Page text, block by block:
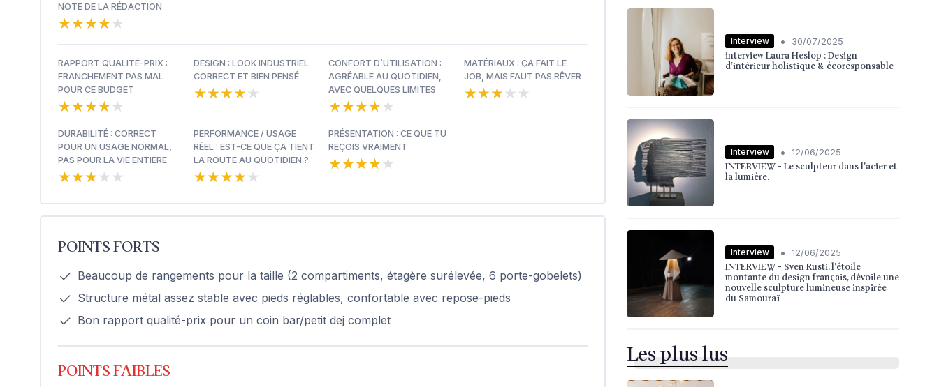
NOTE DE LA RÉDACTION
★★★★★
★★★★★
RAPPORT QUALITÉ-PRIX :
FRANCHEMENT PAS MAL
POUR CE BUDGET
★★★★★
★★★★★
DESIGN : LOOK INDUSTRIEL
CORRECT ET BIEN PENSÉ
★★★★★
★★★★★
CONFORT D’UTILISATION :
AGRÉABLE AU QUOTIDIEN,
AVEC QUELQUES LIMITES
★★★★★
★★★★★
MATÉRIAUX : ÇA FAIT LE
JOB, MAIS FAUT PAS RÊVER
★★★★★
★★★★★
DURABILITÉ : CORRECT
POUR UN USAGE NORMAL,
PAS POUR LA VIE ENTIÈRE
★★★★★
★★★★★
PERFORMANCE / USAGE
RÉEL : EST-CE QUE ÇA TIENT
LA ROUTE AU QUOTIDIEN ?
★★★★★
★★★★★
PRÉSENTATION : CE QUE TU
REÇOIS VRAIMENT
★★★★★
★★★★★
POINTS FORTS
Beaucoup de rangements pour la taille (2 compartiments, étagère surélevée, 6 porte-gobelets)
Structure métal assez stable avec pieds réglables, confortable avec repose-pieds
Bon rapport qualité-prix pour un coin bar/petit dej complet
POINTS FAIBLES
Interview • 30/07/2025
interview Laura Heslop : Design
d’intérieur holistique & écoresponsable
Interview • 12/06/2025
INTERVIEW - Le sculpteur dans l'acier et
la lumière.
Interview • 12/06/2025
INTERVIEW - Sven Rusti, l'étoile
montante du design français, dévoile une
nouvelle sculpture lumineuse inspirée
du Samouraï
Les plus lus